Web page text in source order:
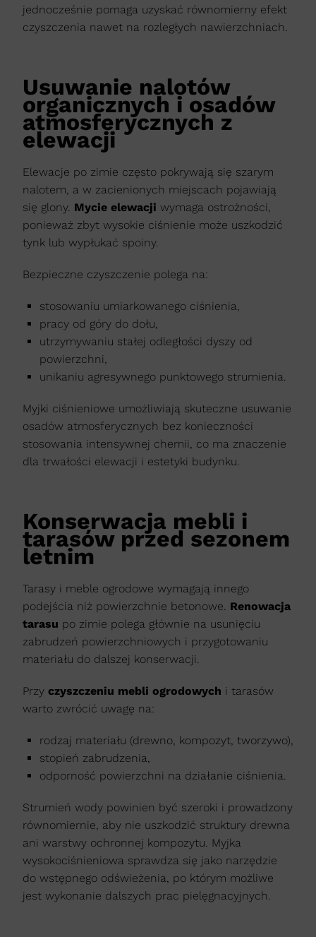
jednocześnie pomaga uzyskać równomierny efekt
czyszczenia nawet na rozległych nawierzchniach.
Usuwanie nalotów
organicznych i osadów
atmosferycznych z
elewacji
Elewacje po zimie często pokrywają się szarym
nalotem, a w zacienionych miejscach pojawiają
się glony. Mycie elewacji wymaga ostrożności,
ponieważ zbyt wysokie ciśnienie może uszkodzić
tynk lub wypłukać spoiny.
Bezpieczne czyszczenie polega na:
stosowaniu umiarkowanego ciśnienia,
pracy od góry do dołu,
utrzymywaniu stałej odległości dyszy od
powierzchni,
unikaniu agresywnego punktowego strumienia.
Myjki ciśnieniowe umożliwiają skuteczne usuwanie
osadów atmosferycznych bez konieczności
stosowania intensywnej chemii, co ma znaczenie
dla trwałości elewacji i estetyki budynku.
Konserwacja mebli i
tarasów przed sezonem
letnim
Tarasy i meble ogrodowe wymagają innego
podejścia niż powierzchnie betonowe. Renowacja
tarasu po zimie polega głównie na usunięciu
zabrudzeń powierzchniowych i przygotowaniu
materiału do dalszej konserwacji.
Przy czyszczeniu mebli ogrodowych i tarasów
warto zwrócić uwagę na:
rodzaj materiału (drewno, kompozyt, tworzywo),
stopień zabrudzenia,
odporność powierzchni na działanie ciśnienia.
Strumień wody powinien być szeroki i prowadzony
równomiernie, aby nie uszkodzić struktury drewna
ani warstwy ochronnej kompozytu. Myjka
wysokociśnieniowa sprawdza się jako narzędzie
do wstępnego odświeżenia, po którym możliwe
jest wykonanie dalszych prac pielęgnacyjnych.